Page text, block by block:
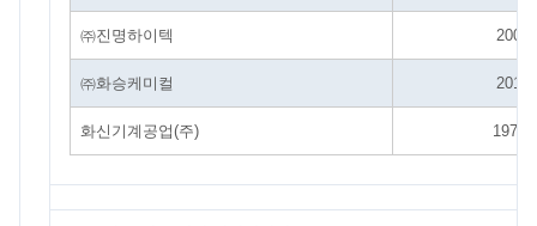
㈜진명하이텍 2007
㈜화승케미컬 2018
화신기계공업(주) 1977